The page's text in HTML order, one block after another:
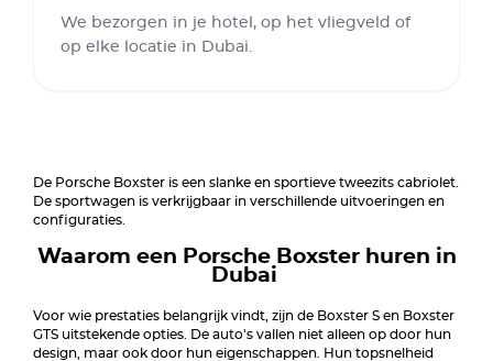
We bezorgen in je hotel, op het vliegveld of
op elke locatie in Dubai.
De Porsche Boxster is een slanke en sportieve tweezits cabriolet.
De sportwagen is verkrijgbaar in verschillende uitvoeringen en
configuraties.
Waarom een Porsche Boxster huren in
Dubai
Voor wie prestaties belangrijk vindt, zijn de Boxster S en Boxster
GTS uitstekende opties. De auto's vallen niet alleen op door hun
design, maar ook door hun eigenschappen. Hun topsnelheid